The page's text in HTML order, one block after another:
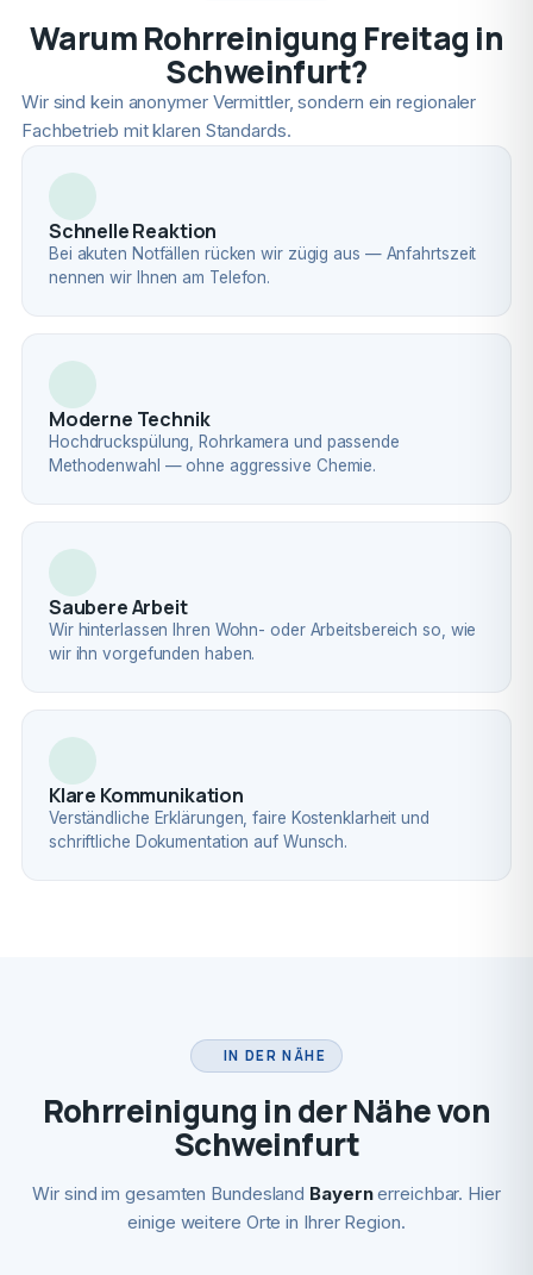
Warum Rohrreinigung Freitag in
Schweinfurt?
Wir sind kein anonymer Vermittler, sondern ein regionaler
Fachbetrieb mit klaren Standards.
Schnelle Reaktion
Bei akuten Notfällen rücken wir zügig aus — Anfahrtszeit
nennen wir Ihnen am Telefon.
Moderne Technik
Hochdruckspülung, Rohrkamera und passende
Methodenwahl — ohne aggressive Chemie.
Saubere Arbeit
Wir hinterlassen Ihren Wohn- oder Arbeitsbereich so, wie
wir ihn vorgefunden haben.
Klare Kommunikation
Verständliche Erklärungen, faire Kostenklarheit und
schriftliche Dokumentation auf Wunsch.
IN DER NÄHE
Rohrreinigung in der Nähe von
Schweinfurt
Wir sind im gesamten Bundesland Bayernerreichbar. Hier
einige weitere Orte in Ihrer Region.